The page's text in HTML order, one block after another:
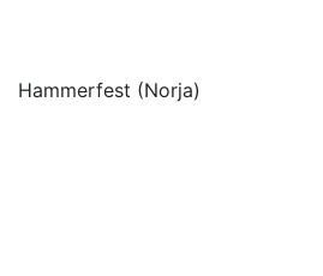
Hammerfest (Norja)